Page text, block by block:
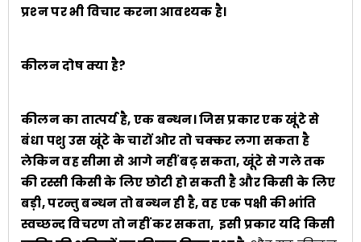
प्रश्‍न पर भी विचार करना आवश्यक है।
कीलन दोष क्या है?
कीलन का तात्पर्य है, एक बन्धन। जिस प्रकार एक खूंटे से
बंधा पशु उस खूंटे के चारों ओर तो चक्कर लगा सकता है
लेकिन वह सीमा से आगे नहीं बढ़ सकता, खूंटे से गले तक
की रस्सी किसी के लिए छोटी हो सकती है और किसी के लिए
बड़ी, परन्तु बन्धन तो बन्धन ही है, वह एक पक्षी की भांति
स्वच्छन्द विचरण तो नहीं कर सकता, इसी प्रकार यदि किसी